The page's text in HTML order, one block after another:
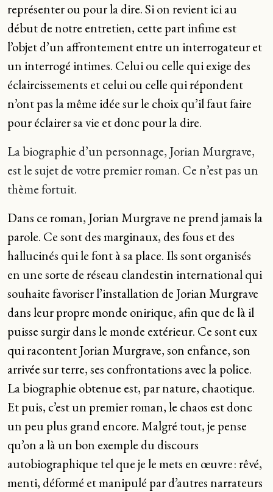
représenter ou pour la dire. Si on revient ici au
début de notre entretien, cette part infime est
l’objet d’un affrontement entre un interrogateur et
un interrogé intimes. Celui ou celle qui exige des
éclaircissements et celui ou celle qui répondent
n’ont pas la même idée sur le choix qu’il faut faire
pour éclairer sa vie et donc pour la dire.
La biographie d’un personnage, Jorian Murgrave,
est le sujet de votre premier roman. Ce n’est pas un
thème fortuit.
Dans ce roman, Jorian Murgrave ne prend jamais la
parole. Ce sont des marginaux, des fous et des
hallucinés qui le font à sa place. Ils sont organisés
en une sorte de réseau clandestin international qui
souhaite favoriser l’installation de Jorian Murgrave
dans leur propre monde onirique, afin que de là il
puisse surgir dans le monde extérieur. Ce sont eux
qui racontent Jorian Murgrave, son enfance, son
arrivée sur terre, ses confrontations avec la police.
La biographie obtenue est, par nature, chaotique.
Et puis, c’est un premier roman, le chaos est donc
un peu plus grand encore. Malgré tout, je pense
qu’on a là un bon exemple du discours
autobiographique tel que je le mets en œuvre : rêvé,
menti, déformé et manipulé par d’autres narrateurs